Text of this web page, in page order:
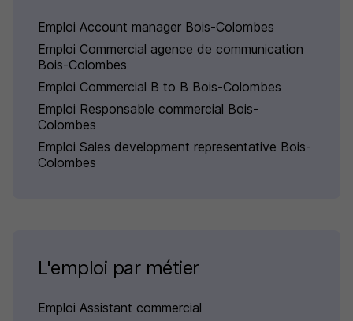
Emploi Account manager Bois-Colombes
Emploi Commercial agence de communication
Bois-Colombes
Emploi Commercial B to B Bois-Colombes
Emploi Responsable commercial Bois-
Colombes
Emploi Sales development representative Bois-
Colombes
L'emploi par métier
Emploi Assistant commercial